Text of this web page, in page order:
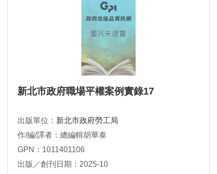
新北市政府職場平權案例實錄17
出版單位： 新北市政府勞工局
作/編/譯者：總編輯胡華泰
GPN：1011401106
出版／創刊日期：2025-10